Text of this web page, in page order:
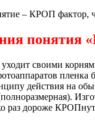
– КРОП фактор,
понятия
своими
пленка
действия на
раз дороже